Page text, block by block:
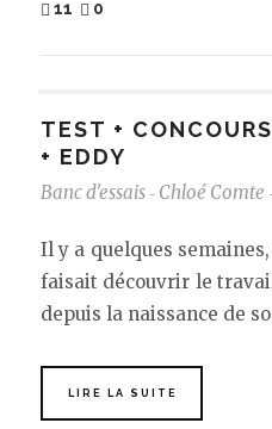
11 0
TEST +
+ EDDY
Banc d'essais - Chloé Comte
Il y a quelques
faisait découvrir le
depuis la naissance de
LIRE LA SUITE